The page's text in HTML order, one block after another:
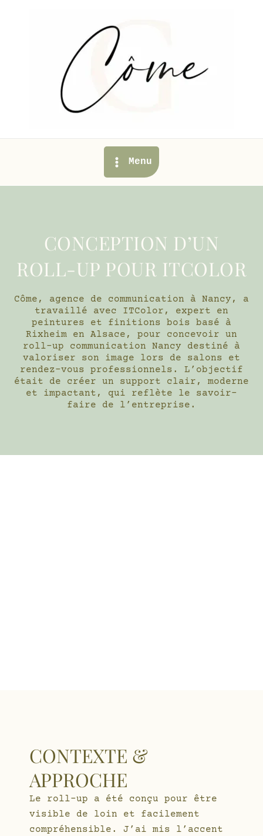
Main
Menu
Menu
CONCEPTION D’UN
ROLL-UP POUR ITCOLOR
Côme, agence de communication à Nancy, a
travaillé avec ITColor, expert en
peintures et finitions bois basé à
Rixheim en Alsace, pour concevoir un
roll-up communication Nancy destiné à
valoriser son image lors de salons et
rendez-vous professionnels. L’objectif
était de créer un support clair, moderne
et impactant, qui reflète le savoir-
faire de l’entreprise.
CONTEXTE &
APPROCHE
Le roll-up a été conçu pour être
visible de loin et facilement
compréhensible. J’ai mis l’accent